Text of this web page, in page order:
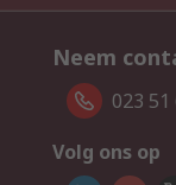
Neem
023 51
Volg ons op